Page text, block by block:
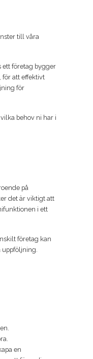
till våra
ett företag bygger
för att effektivt
för
behov ni har i
på
det är viktigt att
i ett
företag kan
en